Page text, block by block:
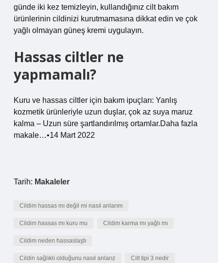
günde iki kez temizleyin, kullandığınız cilt bakım
ürünlerinin cildinizi kurutmamasına dikkat edin ve çok
yağlı olmayan güneş kremi uygulayın.
Hassas ciltler ne
yapmamalı?
Kuru ve hassas ciltler için bakım ipuçları: Yanlış
kozmetik ürünleriyle uzun duşlar, çok az suya maruz
kalma – Uzun süre şartlandırılmış ortamlar.Daha fazla
makale…•14 Mart 2022
Tarih: Makaleler
Cildim hassas mı değil mi nasıl anlarım
Cildim hassas mı kuru mu Cildim karma mı yağlı mı
Cildim neden hassaslaştı
Cildin sağlıklı olduğunu nasıl anlarız Cilt tipi 3 nedir